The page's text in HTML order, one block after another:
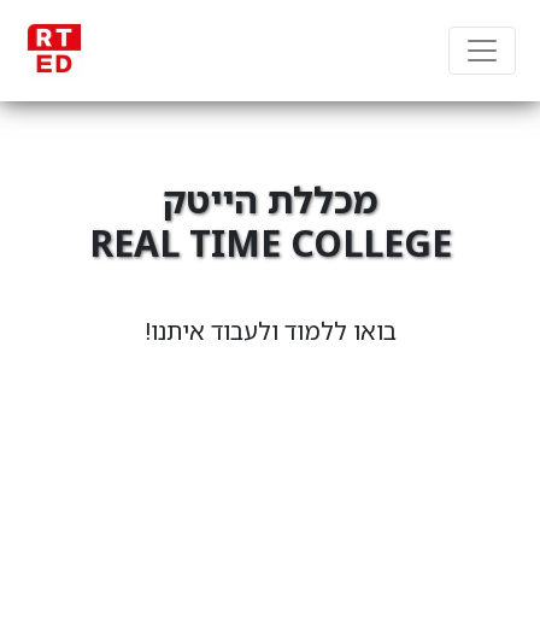
מכללת הייטק
REAL TIME COLLEGE
בואו ללמוד ולעבוד איתנו!